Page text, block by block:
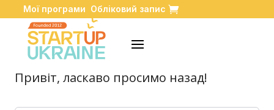
Мої програми Обліковий запис
Привіт, ласкаво просимо назад!